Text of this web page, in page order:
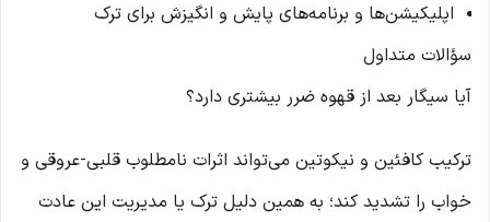
اپلیکیشن‌ها و برنامه‌های پایش و انگیزش برای ترک
سؤالات متداول
آیا سیگار بعد از قهوه ضرر بیشتری دارد؟
ترکیب کافئین و نیکوتین می‌تواند اثرات نامطلوب قلبی-عروقی و
خواب را تشدید کند؛ به همین دلیل ترک یا مدیریت این عادت